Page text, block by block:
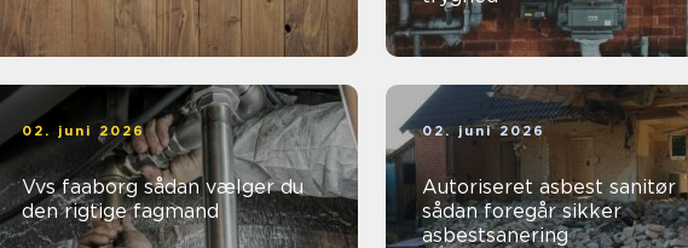
02. juni 2026
Vvs faaborg sådan vælger du
den rigtige fagmand
02. juni 2026
Autoriseret asbest sanitør
sådan foregår sikker
asbestsanering